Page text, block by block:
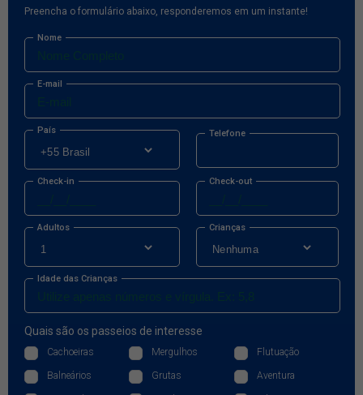
Preencha o formulário abaixo, responderemos em um instante!
Nome
E-mail
País Telefone
Check-in Check-out
Adultos Crianças
Idade das Crianças
Quais são os passeios de interesse
Cachoeiras Mergulhos Flutuação
Balneários Grutas Aventura